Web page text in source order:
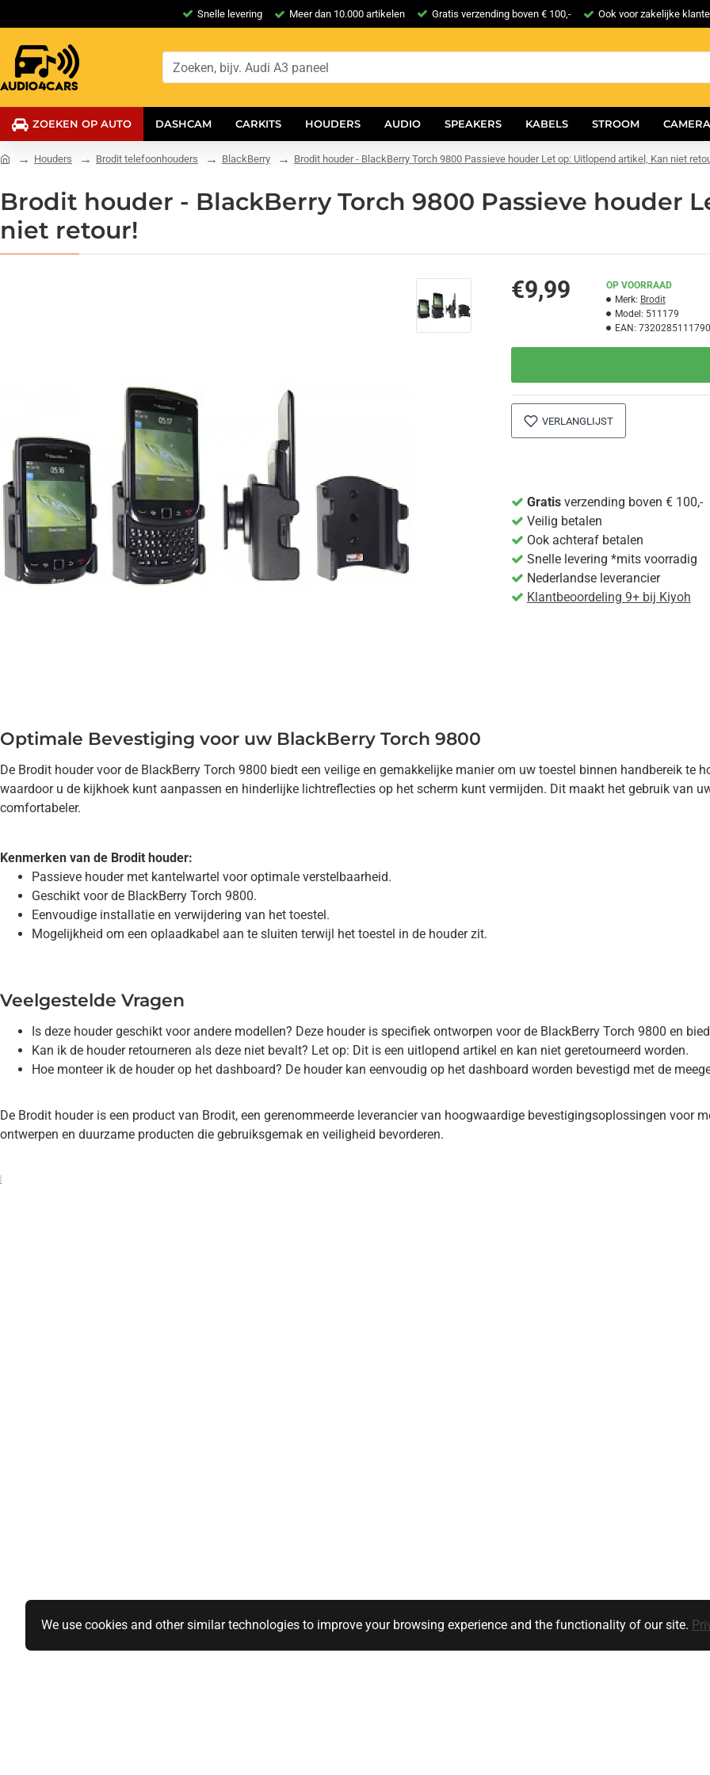
Snelle levering Meer dan 10.000 artikelen Gratis verzending boven € 100,- Ook voor zakelijke
ZOEKEN OP AUTO DASHCAM CARKITS HOUDERS AUDIO SPEAKERS KABELS STROOM
Houders Brodit telefoonhouders BlackBerry Brodit houder - BlackBerry Torch 9800 Passieve houder Let op: Uitlopend artikel, Kan niet
Brodit houder - BlackBerry Torch 9800 Passieve houder
niet retour!
€9,99
OP VOORRAAD
Merk: Brodit
Model: 511179
EAN: 7320285111790
VERLANGLIJST
Gratisverzending boven € 100,-
Veilig betalen
Ook achteraf betalen
Snelle levering *mits voorradig
Nederlandse leverancier
Klantbeoordeling 9+ bij Kiyoh
Optimale Bevestiging voor uw BlackBerry Torch 9800
De Brodit houder voor de BlackBerry Torch 9800 biedt een veilige en gemakkelijke manier om uw toestel binnen handbereik te
waardoor u de kijkhoek kunt aanpassen en hinderlijke lichtreflecties op het scherm kunt vermijden. Dit maakt het gebruik van
comfortabeler.
Kenmerken van de Brodit houder:
Passieve houder met kantelwartel voor optimale verstelbaarheid.
Geschikt voor de BlackBerry Torch 9800.
Eenvoudige installatie en verwijdering van het toestel.
Mogelijkheid om een oplaadkabel aan te sluiten terwijl het toestel in de houder zit.
Veelgestelde Vragen
Is deze houder geschikt voor andere modellen? Deze houder is specifiek ontworpen voor de BlackBerry Torch 9800 en
Kan ik de houder retourneren als deze niet bevalt? Let op: Dit is een uitlopend artikel en kan niet geretourneerd worden.
Hoe monteer ik de houder op het dashboard? De houder kan eenvoudig op het dashboard worden bevestigd met de
De Brodit houder is een product van Brodit, een gerenommeerde leverancier van hoogwaardige bevestigingsoplossingen voor
ontwerpen en duurzame producten die gebruiksgemak en veiligheid bevorderen.
We use cookies and other similar technologies to improve your browsing experience and the functionality of our site.